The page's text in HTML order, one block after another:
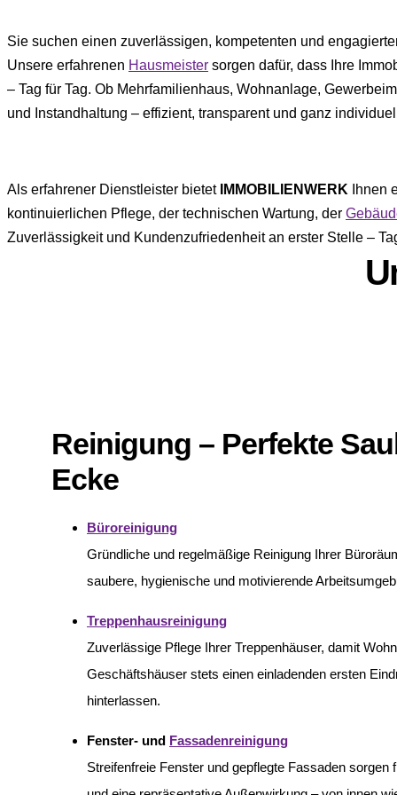
Sie suchen einen zuverlässigen, kompetenten und
Unsere erfahrenen Hausmeister sorgen dafür, dass Ihre
– Tag für Tag. Ob Mehrfamilienhaus, Wohnanlage,
und Instandhaltung – effizient, transparent und ganz
Als erfahrener Dienstleister bietet IMMOBILIENWERK Ihnen
kontinuierlichen Pflege, der technischen Wartung, der
Zuverlässigkeit und Kundenzufriedenheit an erster Stelle –
Reinigung – Perfekte
Ecke
Büroreinigung
Gründliche und regelmäßige Reinigung Ihrer
saubere, hygienische und motivierende
Treppenhausreinigung
Zuverlässige Pflege Ihrer Treppenhäuser, damit
Geschäftshäuser stets einen einladenden ersten
hinterlassen.
Fenster- und Fassadenreinigung
Streifenfreie Fenster und gepflegte Fassaden sorgen